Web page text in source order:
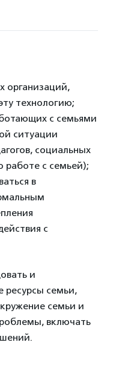
организаций,
технологию;
с семьями
ситуации
социальных
работе с семьей);
в
с
и
ресурсы семьи,
семьи и
включать